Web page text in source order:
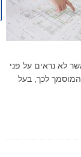
לא נראים על פני
לכך, בעל